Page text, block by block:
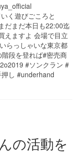
く遊びごころと
だまだ本日も22:00迄
えますよ 会場で目立
らっしゃいな東京都
段を登れば#密売商
#ソンクラン #
し #underhand
の活動を